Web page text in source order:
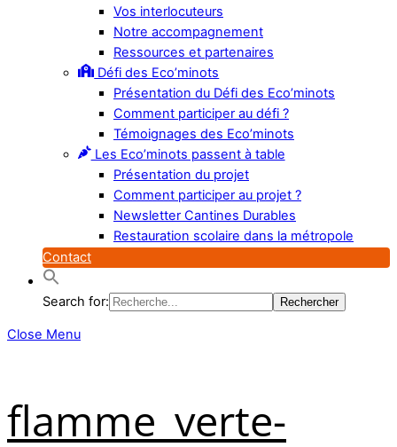
Vos interlocuteurs
Notre accompagnement
Ressources et partenaires
Défi des Eco’minots
Présentation du Défi des Eco’minots
Comment participer au défi ?
Témoignages des Eco’minots
Les Eco’minots passent à table
Présentation du projet
Comment participer au projet ?
Newsletter Cantines Durables
Restauration scolaire dans la métropole
Contact
Search for:
Close Menu
flamme_verte-